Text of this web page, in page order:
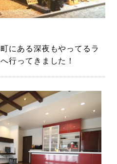
にある深夜もやってるラ
行ってきました！